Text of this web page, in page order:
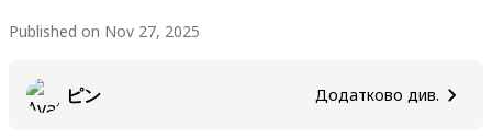
Published on Nov 27, 2025
ピン Додатково див.